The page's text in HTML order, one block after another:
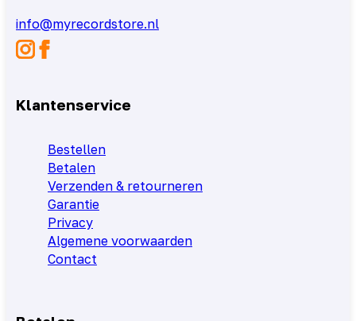
info@myrecordstore.nl
Klantenservice
Bestellen
Betalen
Verzenden & retourneren
Garantie
Privacy
Algemene voorwaarden
Contact